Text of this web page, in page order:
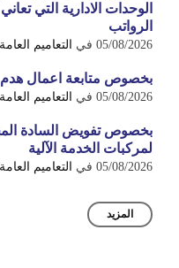
الوحدات الادارية التي
الرواتب
05/08/2026 في التعاميم العامة
بخصوص متابعة اعمال هدم
05/08/2026 في التعاميم العامة
بخصوص تفويض السادة
لمركبات الخدمة الآلية
05/08/2026 في التعاميم العامة
المزيد